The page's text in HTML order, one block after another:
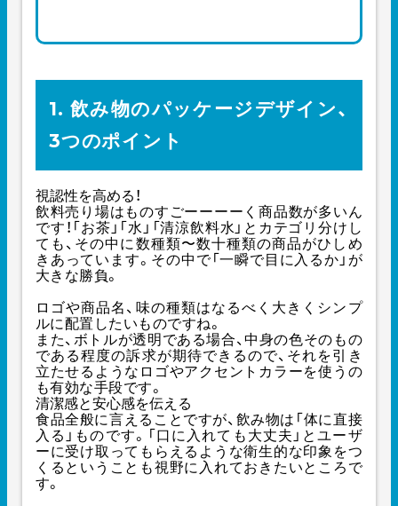
1. 飲み物のパッケージデザイン、
3つのポイント
視認性を高める！
飲料売り場はものすごーーーーく商品数が多いん
です！「お茶」「水」「清涼飲料水」とカテゴリ分けし
ても、その中に数種類〜数十種類の商品がひしめ
きあっています。その中で「一瞬で目に入るか」が
大きな勝負。
ロゴや商品名、味の種類はなるべく大きくシンプ
ルに配置したいものですね。
また、ボトルが透明である場合、中身の色そのもの
である程度の訴求が期待できるので、それを引き
立たせるようなロゴやアクセントカラーを使うの
も有効な手段です。
清潔感と安心感を伝える
食品全般に言えることですが、飲み物は「体に直接
入る」ものです。「口に入れても大丈夫」とユーザ
ーに受け取ってもらえるような衛生的な印象をつ
くるということも視野に入れておきたいところで
す。